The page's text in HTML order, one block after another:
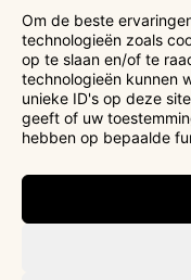
Om de beste
technologieën zoals
op te slaan en/of te
technologieën kunnen
unieke ID's op deze
geeft of uw
hebben op bepaalde
Ticketverkoop